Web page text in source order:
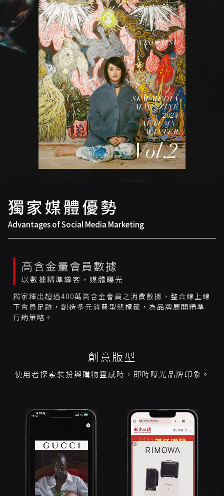
獨家媒體優勢
Advantages of Social Media Marketing
高含金量會員數據
以數據精準導客，媒體曝光
獨家釋出超過400萬高含金會員之消費數據，整合線上線
下會員足跡，創造多元消費型態標籤，為品牌展開精準
行銷策略。
創意版型
使用者探索裝扮與購物靈感時，即時曝光品牌印象。